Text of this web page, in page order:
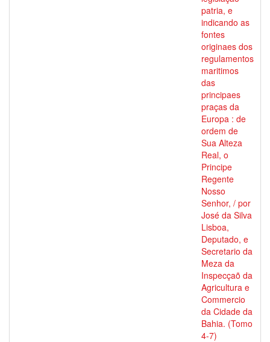
patria, e
indicando as
fontes
originaes dos
regulamentos
maritimos
das
principaes
praças da
Europa : de
ordem de
Sua Alteza
Real, o
Principe
Regente
Nosso
Senhor, / por
José da Silva
Lisboa,
Deputado, e
Secretario da
Meza da
Inspecçaõ da
Agricultura e
Commercio
da Cidade da
Bahia. (Tomo
4-7)